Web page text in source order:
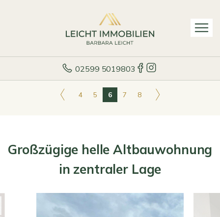
02599 5019803
4 5 6 7 8
Großzügige helle Altbauwohnung
in zentraler Lage